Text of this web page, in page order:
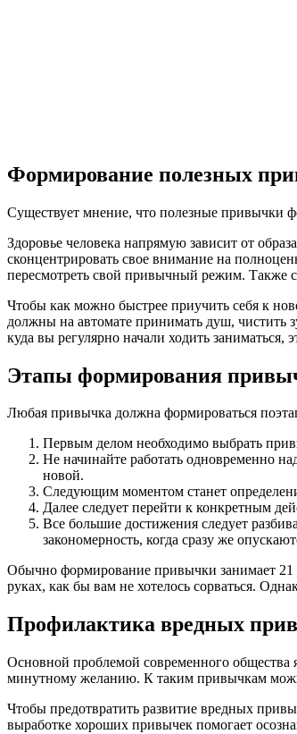
Формирование полезных
Существует мнение, что полезные привычки
Здоровье человека напрямую зависит от
сконцентрировать свое внимание на
пересмотреть свой привычный режим. Также
Чтобы как можно быстрее приучить себя к
должны на автомате принимать душ, чистить
куда вы регулярно начали ходить
Этапы формирования
Любая привычка должна формироваться
Первым делом необходимо выбрать
Не начинайте работать одновременно
новой.
Следующим моментом станет
Далее следует перейти к конкретным
Все большие достижения следует
закономерность, когда сразу же
Обычно формирование привычки занимает 21
руках, как бы вам не хотелось сорваться.
Профилактика вредных
Основной проблемой современного
минутному желанию. К таким привычкам
Чтобы предотвратить развитие вредных
выработке хороших привычек помогает